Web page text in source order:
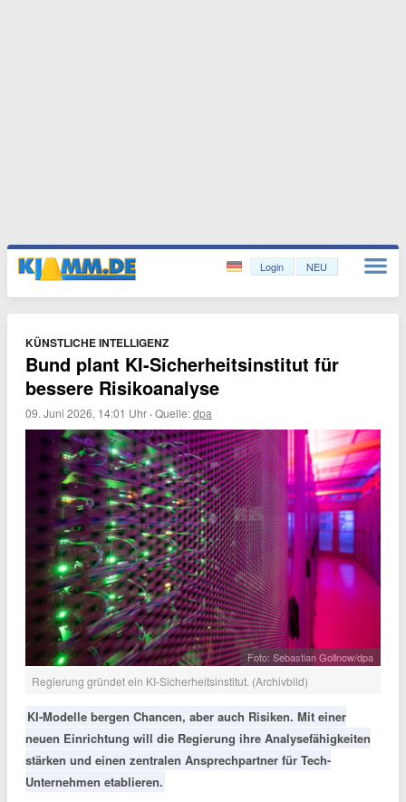
Login NEU
KÜNSTLICHE INTELLIGENZ
Bund plant KI-Sicherheitsinstitut für
bessere Risikoanalyse
09. Juni 2026, 14:01 Uhr ·Quelle:dpa
Foto: Sebastian Gollnow/dpa
Regierung gründet ein KI-Sicherheitsinstitut. (Archivbild)
KI-Modelle bergen Chancen, aber auch Risiken. Mit einer
neuen Einrichtung will die Regierung ihre Analysefähigkeiten
stärken und einen zentralen Ansprechpartner für Tech-
Unternehmen etablieren.